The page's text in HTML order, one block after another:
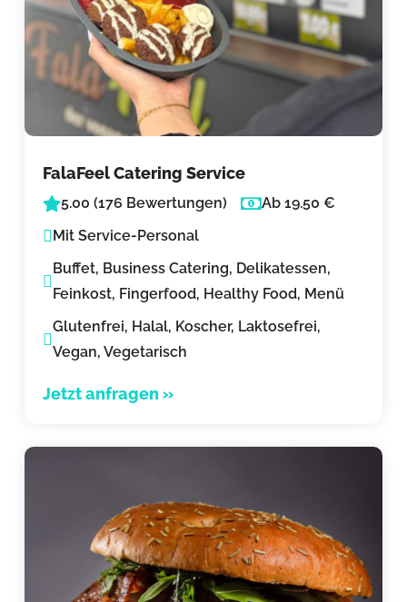
FalaFeel Catering Service
5.00 (176 Bewertungen)
Ab 19.50 €
Mit Service-Personal
Buffet, Business Catering, Delikatessen,
Feinkost, Fingerfood, Healthy Food, Menü
Glutenfrei, Halal, Koscher, Laktosefrei,
Vegan, Vegetarisch
Jetzt anfragen »